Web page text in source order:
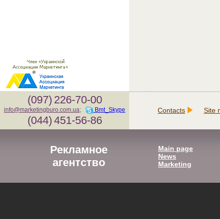
(097) 226-70-00
info@marketingburo.com.ua; Bmt_Skype
(044) 451-56-86
Contacts Site
Рекламное
агентство
Main page
News
Marketing